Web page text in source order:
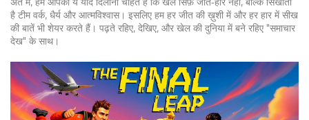
है टीम वर्क, धैर्य और आत्मविश्वास। इसलिए हम हर जीत की ख़ुशी में और हर हार में सीख
की बातें भी शेयर करते हैं। पढ़ते रहिए, देखिए, और खेल की दुनिया में बने रहिए "समाचार
देख" के साथ।